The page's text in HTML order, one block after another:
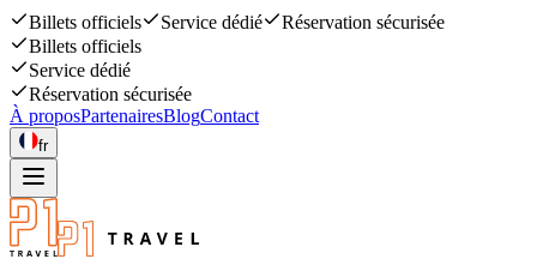
Billets officiels Service dédié
Réservation sécurisée
Billets officiels
Service dédié
Réservation sécurisée
À proposPartenairesBlogContact
fr